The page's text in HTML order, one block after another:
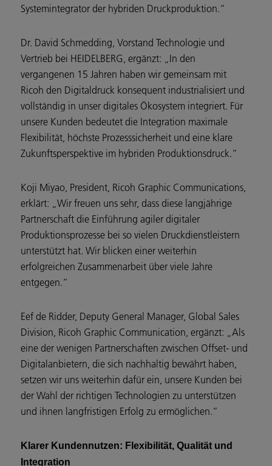
Systemintegrator der hybriden Druckproduktion.“
Dr. David Schmedding, Vorstand Technologie und
Vertrieb bei HEIDELBERG, ergänzt: „In den
vergangenen 15 Jahren haben wir gemeinsam mit
Ricoh den Digitaldruck konsequent industrialisiert und
vollständig in unser digitales Ökosystem integriert. Für
unsere Kunden bedeutet die Integration maximale
Flexibilität, höchste Prozesssicherheit und eine klare
Zukunftsperspektive im hybriden Produktionsdruck.“
Koji Miyao, President, Ricoh Graphic Communications,
erklärt: „Wir freuen uns sehr, dass diese langjährige
Partnerschaft die Einführung agiler digitaler
Produktionsprozesse bei so vielen Druckdienstleistern
unterstützt hat. Wir blicken einer weiterhin
erfolgreichen Zusammenarbeit über viele Jahre
entgegen.“
Eef de Ridder, Deputy General Manager, Global Sales
Division, Ricoh Graphic Communication, ergänzt: „Als
eine der wenigen Partnerschaften zwischen Offset- und
Digitalanbietern, die sich nachhaltig bewährt haben,
setzen wir uns weiterhin dafür ein, unsere Kunden bei
der Wahl der richtigen Technologien zu unterstützen
und ihnen langfristigen Erfolg zu ermöglichen.“
Klarer Kundennutzen: Flexibilität, Qualität und
Integration